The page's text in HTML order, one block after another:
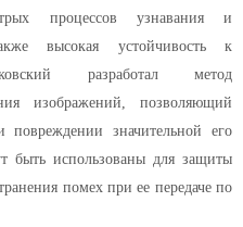
процессов узнавания и
высокая устойчивость к
разработал метод
изображений, позволяющий
повреждении значительной его
быть использованы для защиты
помех при ее передаче по